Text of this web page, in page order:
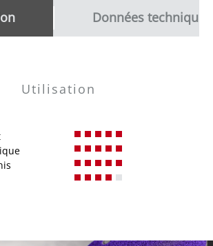
Données techniques
Utilisation